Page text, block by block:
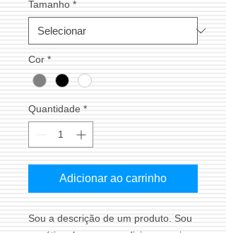
Tamanho *
Cor *
Quantidade *
Adicionar ao carrinho
Sou a descrição de um produto. Sou